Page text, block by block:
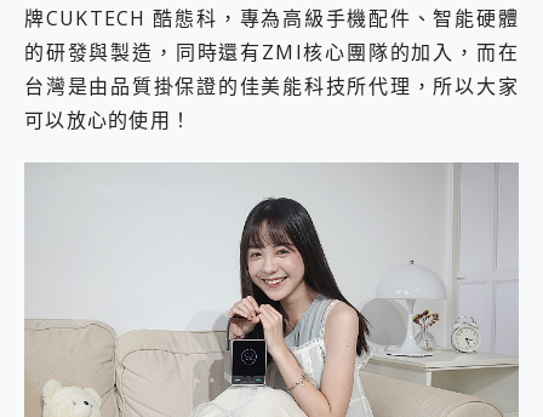
牌CUKTECH 酷態科，專為高級手機配件、智能硬體
的研發與製造，同時還有ZMI核心團隊的加入，而在
台灣是由品質掛保證的佳美能科技所代理，所以大家
可以放心的使用！